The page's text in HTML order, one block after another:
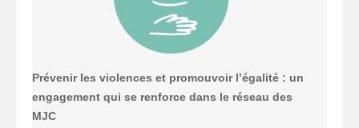
Prévenir les violences et promouvoir l’égalité : un
engagement qui se renforce dans le réseau des
MJC